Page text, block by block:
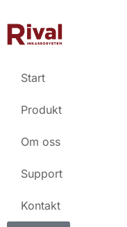
Start
Produkt
Om oss
Support
Kontakt